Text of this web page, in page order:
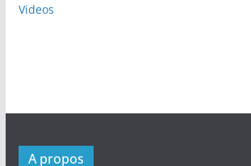
Videos
A propos